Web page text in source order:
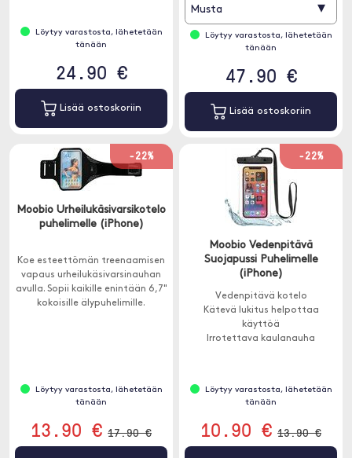
Löytyy varastosta, lähetetään
tänään
24.90 €
Lisää ostoskoriin
Musta ▾
Löytyy varastosta, lähetetään
tänään
47.90 €
Lisää ostoskoriin
-22%
Moobio Urheilukäsivarsikotelo
puhelimelle (iPhone)
Koe esteettömän treenaamisen
vapaus urheilukäsivarsinauhan
avulla. Sopii kaikille enintään 6,7"
kokoisille älypuhelimille.
Löytyy varastosta, lähetetään
tänään
13.90 € 17.90 €
-22%
Moobio Vedenpitävä
Suojapussi Puhelimelle
(iPhone)
Vedenpitävä kotelo
Kätevä lukitus helpottaa
käyttöä
Irrotettava kaulanauha
Löytyy varastosta, lähetetään
tänään
10.90 € 13.90 €